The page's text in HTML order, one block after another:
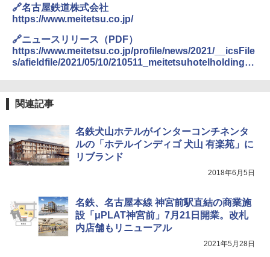
🔗名古屋鉄道株式会社
https://www.meitetsu.co.jp/
🔗ニュースリリース（PDF）
https://www.meitetsu.co.jp/profile/news/2021/__icsFile
s/afieldfile/2021/05/10/210511_meitetsuhotelholdings.
関連記事
名鉄犬山ホテルがインターコンチネンタ
ルの「ホテルインディゴ 犬山 有楽苑」に
リブランド
2018年6月5日
名鉄、名古屋本線 神宮前駅直結の商業施
設「μPLAT神宮前」7月21日開業。改札
内店舗もリニューアル
2021年5月28日